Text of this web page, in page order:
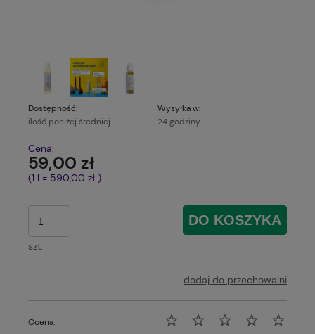
Dostępność:
ilość poniżej średniej
Wysyłka w:
24 godziny
Cena:
59,00 zł
(1 l = 590,00 zł )
szt.
DO KOSZYKA
dodaj do przechowalni
Ocena: